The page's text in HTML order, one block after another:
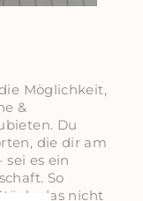
Möglichkeit,
&
Du
die dir am
sei es ein
So
das nicht